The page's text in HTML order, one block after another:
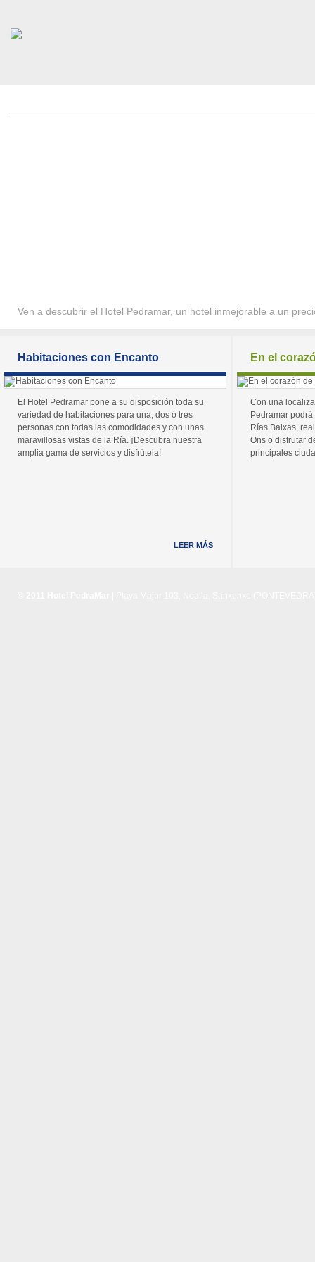
Ven a descubrir el Hotel Pedramar, un hotel inmejorable a un
Habitaciones con Encanto
El Hotel Pedramar pone a su disposición toda su
variedad de habitaciones para una, dos ó tres
personas con todas las comodidades y con unas
maravillosas vistas de la Ría. ¡Descubra nuestra
amplia gama de servicios y disfrútela!
LEER MÁS
En el
Con una
Pedramar
Rías Baixas,
Ons o disfrutar
principales